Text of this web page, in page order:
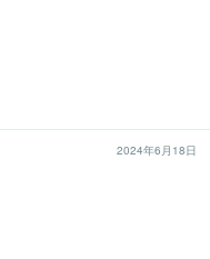
2024年6月18日